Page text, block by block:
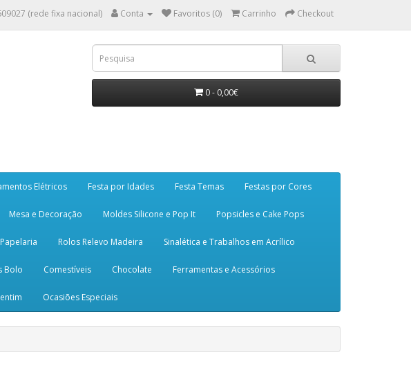
(rede fixa nacional) Conta Favoritos (0) Carrinho Checkout
0 - 0,00€
Elétricos Festa por Idades Festa Temas Festas por Cores
Mesa e Decoração Moldes Silicone e Pop It Popsicles e Cake Pops
Rolos Relevo Madeira Sinalética e Trabalhos em Acrílico
Bolo Comestíveis Chocolate Ferramentas e Acessórios
Ocasiões Especiais